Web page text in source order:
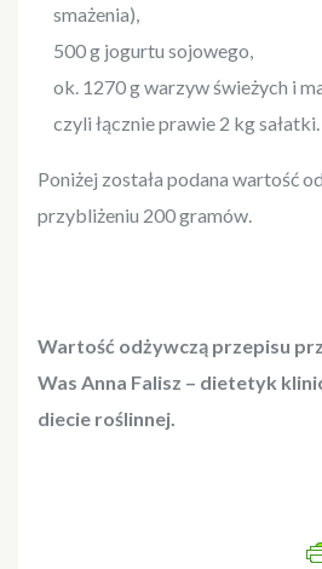
smażenia),
500 g jogurtu sojowego,
ok. 1270 g warzyw świeżych i
czyli łącznie prawie 2 kg sałatki.
Poniżej została podana wartość
przybliżeniu 200 gramów.
Wartość odżywczą przepisu
Was Anna Falisz – dietetyk
diecie roślinnej.